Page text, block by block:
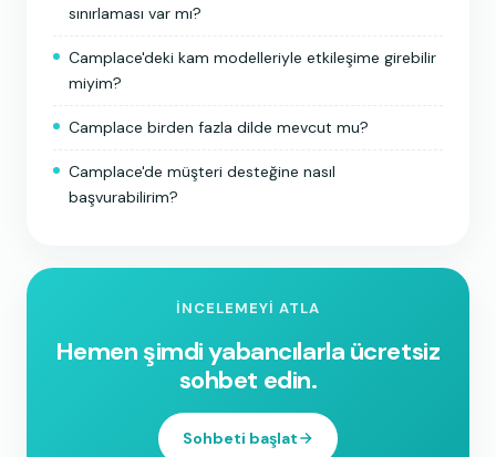
sınırlaması var mı?
Camplace'deki kam modelleriyle etkileşime girebilir
miyim?
Camplace birden fazla dilde mevcut mu?
Camplace'de müşteri desteğine nasıl
başvurabilirim?
İNCELEMEYI ATLA
Hemen şimdi yabancılarla ücretsiz
sohbet edin.
Sohbeti başlat